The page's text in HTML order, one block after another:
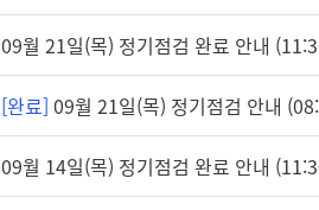
09월 21일(목) 정기점검 완료 안내
[완료] 09월 21일(목) 정기점검 안내
09월 14일(목) 정기점검 완료 안내